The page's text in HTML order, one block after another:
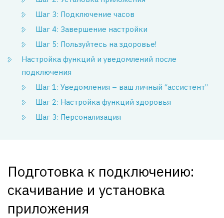
Шаг 3: Подключение часов
Шаг 4: Завершение настройки
Шаг 5: Пользуйтесь на здоровье!
Настройка функций и уведомлений после
подключения
Шаг 1: Уведомления – ваш личный “ассистент”
Шаг 2: Настройка функций здоровья
Шаг 3: Персонализация
Подготовка к подключению:
скачивание и установка
приложения